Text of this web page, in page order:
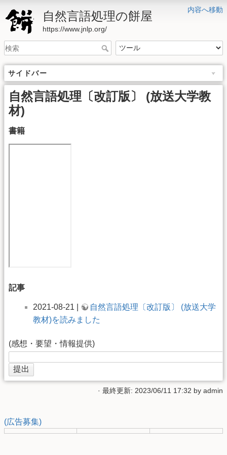
内容へ移動
自然言語処理の餅屋
https://www.jnlp.org/
サイドバー
自然言語処理〔改訂版〕 (放送大学教
材)
書籍
記事
2021-08-21 |
自然言語処理〔改訂版〕 (放送大学
教材)を読みました
(感想・要望・情報提供)
· 最終更新: 2023/06/11 17:32 by admin
(広告募集)